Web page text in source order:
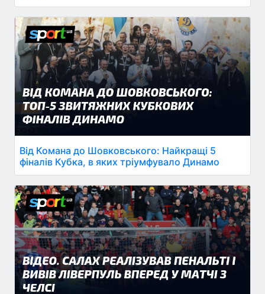
Від Комана до Шовковського: Найкращі 5
фіналів Кубка, в яких тріумфувало Динамо